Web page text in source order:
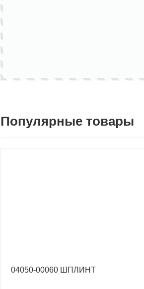
Популярные товары
04050-00060 ШПЛИНТ